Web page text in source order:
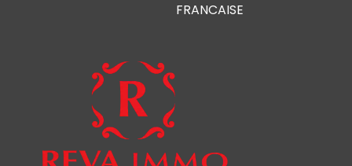
FRANCAISE